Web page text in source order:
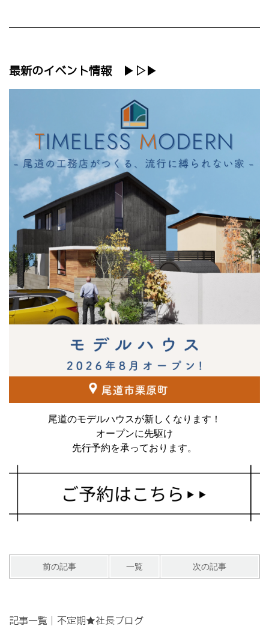
最新のイベント情報 ▶▷▶
尾道のモデルハウスが新しくなります！
オープンに先駆け
先行予約を承っております。
前の記事 一覧 次の記事
記事一覧｜不定期★社長ブログ